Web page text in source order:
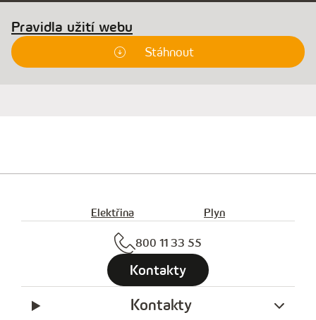
Pravidla užití webu
Stáhnout
Elektřina Plyn
800 11 33 55
Kontakty
Kontakty